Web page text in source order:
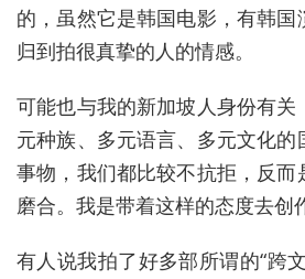
的，虽然它是韩国电影，有韩国
归到拍很真挚的人的情感。
可能也与我的新加坡人身份有关
元种族、多元语言、多元文化
事物，我们都比较不抗拒，反
磨合。我是带着这样的态度去创
有人说我拍了好多部所谓的“跨